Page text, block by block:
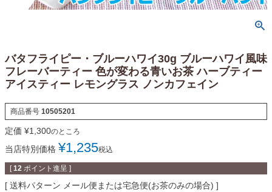
バタフライピー・ブルーハワイ30g ブルーハワイ風味
フレーバーティー 色が変わる青いお茶 ハーブティー
アイスティー レモングラス ノンカフェイン
商品番号 10505201
定価 ¥1,300のところ
当店特別価格 ¥1,235税込
[ 12 ポイント進呈 ]
送料パターン メール便または宅急便(お茶のみの場合)